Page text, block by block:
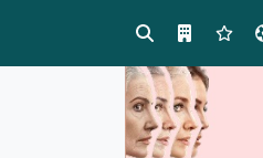
شانزدهمین مانور سراسری طرح